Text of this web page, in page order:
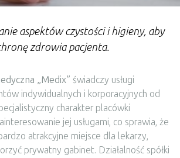
aspektów czystości i higieny, aby
zdrowia pacjenta.
„Medix” świadczy usługi
indywidualnych i korporacyjnych od
charakter placówki
jej usługami, co sprawia, że
atrakcyjne miejsce dla lekarzy,
prywatny gabinet. Działalność spółki